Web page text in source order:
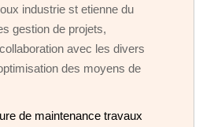
industrie st etienne du
gestion de projets,
avec les divers
des moyens de
de maintenance travaux